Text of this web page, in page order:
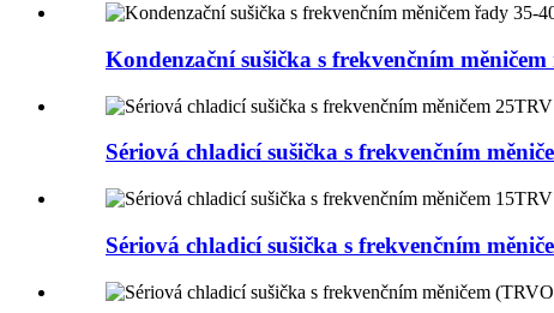
Kondenzační sušička s frekvenčním
Sériová chladicí sušička s frekvenčním
Sériová chladicí sušička s frekvenčním